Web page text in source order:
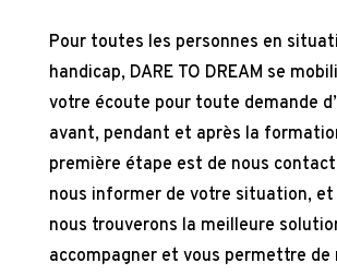
Pour toutes les personnes en
handicap, DARE TO DREAM se
votre écoute pour toute demande
avant, pendant et après la
première étape est de nous
nous informer de votre situation, et
nous trouverons la meilleure
accompagner et vous permettre